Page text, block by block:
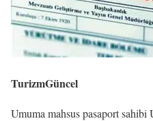
TurizmGüncel
Umuma mahsus pasaport sahibi